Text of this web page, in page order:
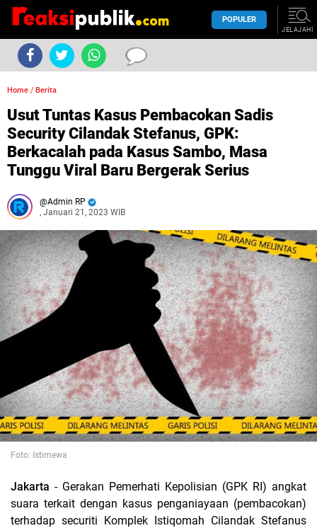
POPULER
JELAJAHI
Home / Berita
Usut Tuntas Kasus Pembacokan Sadis
Security Cilandak Stefanus, GPK:
Berkacalah pada Kasus Sambo, Masa
Tunggu Viral Baru Bergerak Serius
Admin RP
, Januari 21, 2023 WIB
Foto: Istimewa
Jakarta - Gerakan Pemerhati Kepolisian (GPK RI) angkat
suara terkait dengan kasus penganiayaan (pembacokan)
terhadap securiti Komplek Istiqomah Cilandak Stefanus